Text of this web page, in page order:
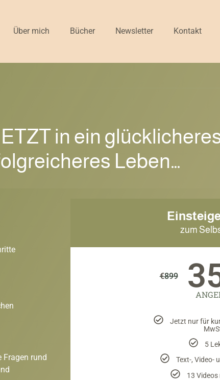
Über mich Bücher Newsletter Kontakt
in ein
Leben…
Fragen rund
zum
€899
Jetzt nur für
5
Text-, Video-
13